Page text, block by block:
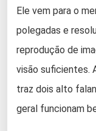
Ele vem para o
polegadas e
reprodução de
visão suficientes.
traz dois alto
geral funcionam